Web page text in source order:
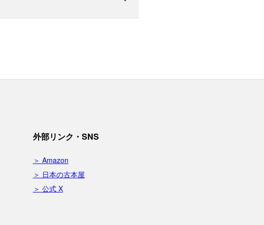
外部リンク・SNS
＞ Amazon
＞ 日本の古本屋
＞ 公式 X